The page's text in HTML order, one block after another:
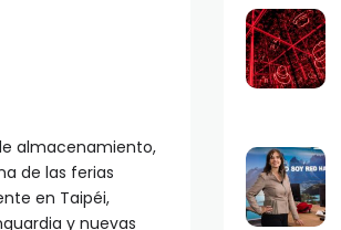
almacenamiento,
de las ferias
en Taipéi,
y nuevas